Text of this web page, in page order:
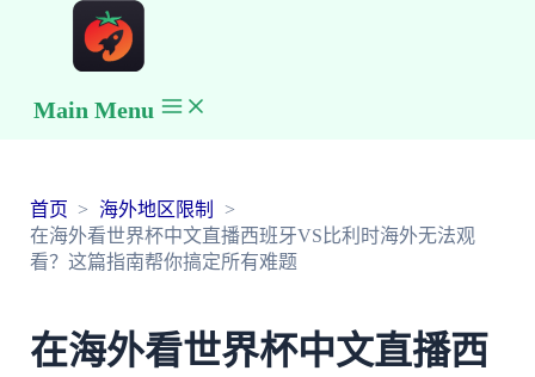
Main Menu
首页
海外地区限制
在海外看世界杯中文直播西班牙VS比利时海外无法观
看？这篇指南帮你搞定所有难题
在海外看世界杯中文直播西